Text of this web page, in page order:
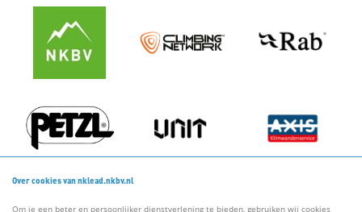
Over cookies van nklead.nkbv.nl
Om je een beter en persoonlijker dienstverlening te bieden, gebruiken wij cookies